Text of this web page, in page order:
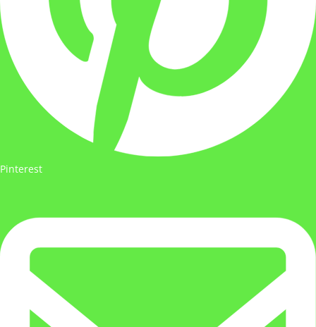
Pinterest